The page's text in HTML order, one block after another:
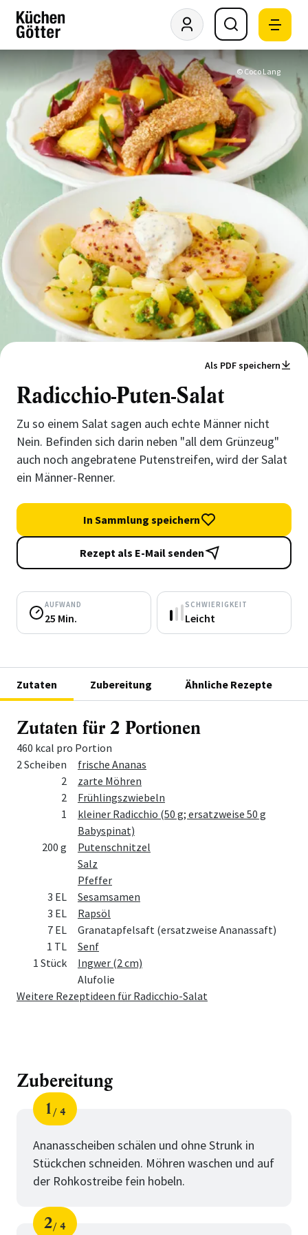
© Coco Lang
Als PDF speichern
Radicchio-Puten-Salat
Zu so einem Salat sagen auch echte Männer nicht
Nein. Befinden sich darin neben "all dem Grünzeug"
auch noch angebratene Putenstreifen, wird der Salat
ein Männer-Renner.
In Sammlung speichern
Rezept als E-Mail senden
AUFWAND
25 Min.
SCHWIERIGKEIT
Leicht
Zutaten Zubereitung Ähnliche Rezepte
Zutaten für 2 Portionen
460 kcal pro Portion
MengeZutat
2 Scheiben
frische Ananas
2
zarte Möhren
2
Frühlingszwiebeln
1
kleiner Radicchio (50 g; ersatzweise 50 g
Babyspinat)
200 g
Putenschnitzel
Salz
Pfeffer
3 EL
Sesamsamen
3 EL
Rapsöl
7 EL
Granatapfelsaft (ersatzweise Ananassaft)
1 TL
Senf
1 Stück
Ingwer (2 cm)
Alufolie
Weitere Rezeptideen für Radicchio-Salat
Zubereitung
Schritt
1
von
4
Ananasscheiben schälen und ohne Strunk in
Stückchen schneiden. Möhren waschen und auf
der Rohkostreibe fein hobeln.
2 4